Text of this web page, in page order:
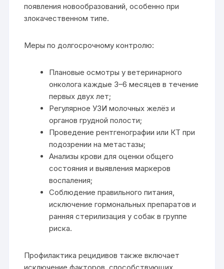
появления новообразований, особенно при
злокачественном типе.
Меры по долгосрочному контролю:
Плановые осмотры у ветеринарного
онколога каждые 3–6 месяцев в течение
первых двух лет;
Регулярное УЗИ молочных желёз и
органов грудной полости;
Проведение рентгенографии или КТ при
подозрении на метастазы;
Анализы крови для оценки общего
состояния и выявления маркеров
воспаления;
Соблюдение правильного питания,
исключение гормональных препаратов и
ранняя стерилизация у собак в группе
риска.
Профилактика рецидивов также включает